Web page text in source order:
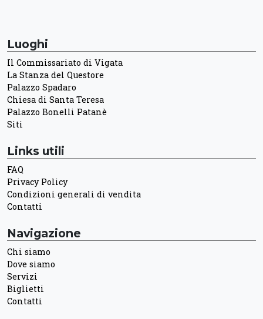
Luoghi
Il Commissariato di Vigata
La Stanza del Questore
Palazzo Spadaro
Chiesa di Santa Teresa
Palazzo Bonelli Patanè
Siti
Links utili
FAQ
Privacy Policy
Condizioni generali di vendita
Contatti
Navigazione
Chi siamo
Dove siamo
Servizi
Biglietti
Contatti